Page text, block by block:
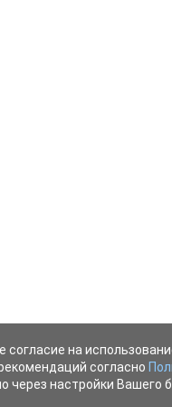
согласие на
согласно
через настройки Вашего